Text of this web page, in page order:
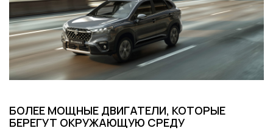
БОЛЕЕ МОЩНЫЕ ДВИГАТЕЛИ, КОТОРЫЕ
БЕРЕГУТ ОКРУЖАЮЩУЮ СРЕДУ